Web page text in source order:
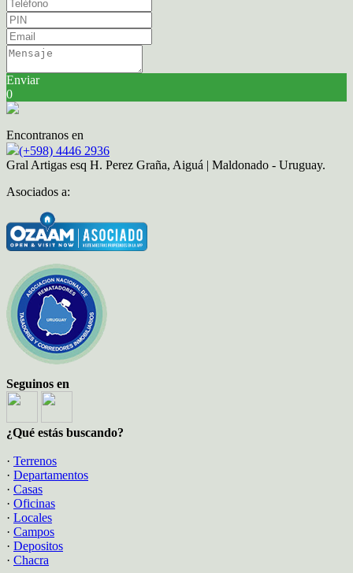
Enviar
0
Encontranos en
(+598) 4446 2936
Gral Artigas esq H. Perez Graña, Aiguá | Maldonado - Uruguay.
Asociados a:
Seguinos en
¿Qué estás buscando?
· Terrenos
· Departamentos
· Casas
· Oficinas
· Locales
· Campos
· Depositos
· Chacra